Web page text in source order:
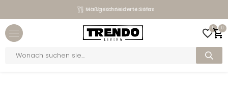
Niederländische Marken
Maßgeschneiderte Sofas
0 0
search